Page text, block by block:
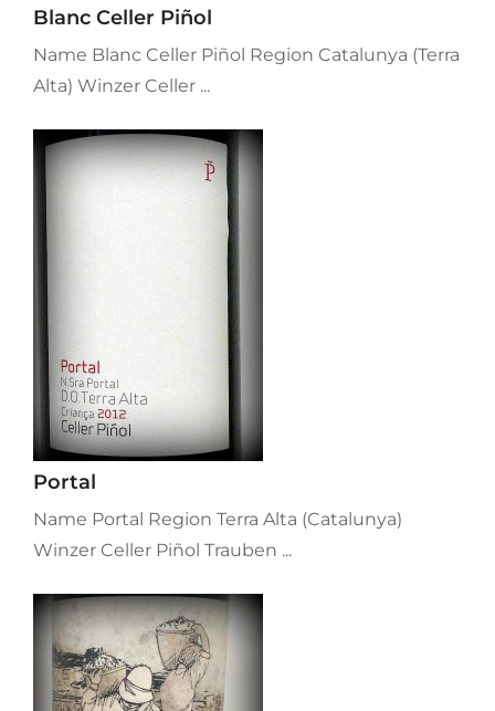
Blanc Celler Piñol
Name Blanc Celler Piñol Region Catalunya (Terra
Alta) Winzer Celler ...
Portal
Name Portal Region Terra Alta (Catalunya)
Winzer Celler Piñol Trauben ...